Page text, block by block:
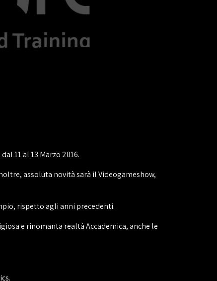
11 al 13 Marzo 2016.
assoluta novità sarà il Videogameshow,
rispetto agli anni precedenti.
e rinomanta realtà Accademica, anche le